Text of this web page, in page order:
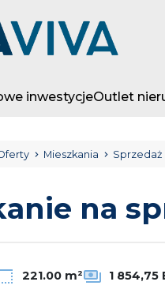
inwestycjeOutlet
Mieszkania Sprzedaż
na
221.00 m² 1 854,75